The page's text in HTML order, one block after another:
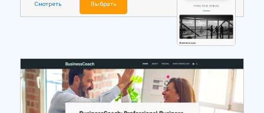
Смотреть Выбрать